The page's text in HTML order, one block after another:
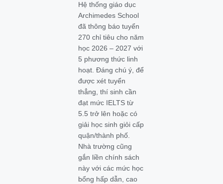
Hệ thống giáo dục
Archimedes School
đã thông báo tuyển
270 chỉ tiêu cho năm
học 2026 – 2027 với
5 phương thức linh
hoạt. Đáng chú ý, để
được xét tuyển
thẳng, thí sinh cần
đạt mức IELTS từ
5.5 trở lên hoặc có
giải học sinh giỏi cấp
quận/thành phố.
Nhà trường cũng
gắn liền chính sách
này với các mức học
bổng hấp dẫn, cao